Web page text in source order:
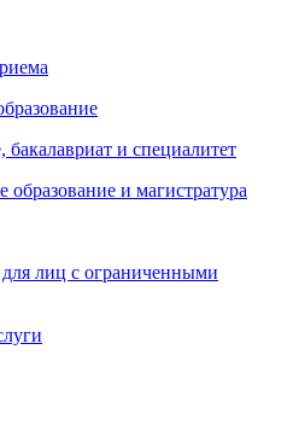
бакалавриат и специалитет
и магистратура
лиц с ограниченными